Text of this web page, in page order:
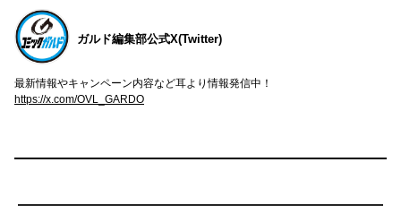
ガルド編集部公式X(Twitter)
最新情報やキャンペーン内容など耳より情報発信中！
https://x.com/OVL_GARDO